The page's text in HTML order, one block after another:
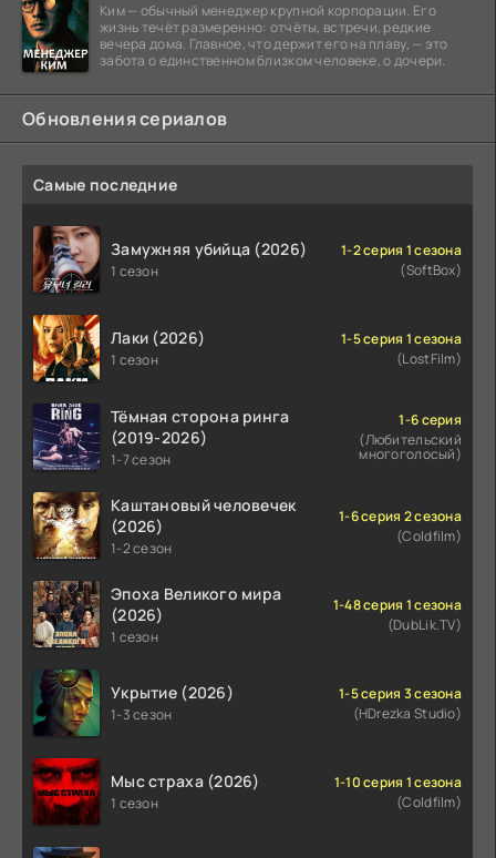
Ким — обычный менеджер крупной корпорации. Его
жизнь течёт размеренно: отчёты, встречи, редкие
вечера дома. Главное, что держит его на плаву, — это
забота о единственном близком человеке, о дочери.
Обновления сериалов
Самые последние
Замужняя убийца (2026)
1 сезон
1-2 серия 1 сезона
(SoftBox)
Лаки (2026)
1 сезон
1-5 серия 1 сезона
(LostFilm)
Тёмная сторона ринга
(2019-2026)
1-7 сезон
1-6 серия
(Любительский
многоголосый)
Каштановый человечек
(2026)
1-2 сезон
1-6 серия 2 сезона
(Coldfilm)
Эпоха Великого мира
(2026)
1 сезон
1-48 серия 1 сезона
(DubLik.TV)
Укрытие (2026)
1-3 сезон
1-5 серия 3 сезона
(HDrezka Studio)
Мыс страха (2026)
1 сезон
1-10 серия 1 сезона
(Coldfilm)